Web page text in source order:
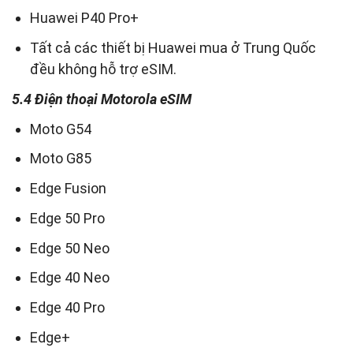
Huawei P40 Pro+
Tất cả các thiết bị Huawei mua ở Trung Quốc
đều không hỗ trợ eSIM.
5.4 Điện thoại Motorola eSIM
Moto G54
Moto G85
Edge Fusion
Edge 50 Pro
Edge 50 Neo
Edge 40 Neo
Edge 40 Pro
Edge+